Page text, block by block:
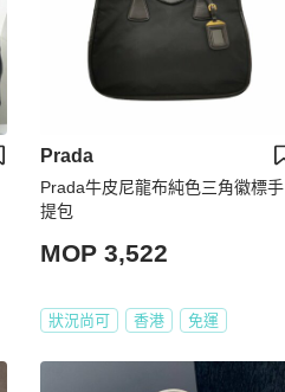
Prada
Prada牛皮尼龍布純色三角徽標手
提包
MOP 3,522
狀況尚可 香港 免運